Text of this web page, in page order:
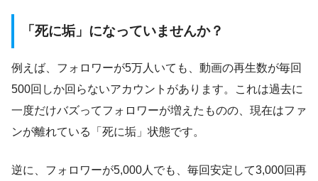
「死に垢」になっていませんか？
例えば、フォロワーが5万人いても、動画の再生数が毎回
500回しか回らないアカウントがあります。これは過去に
一度だけバズってフォロワーが増えたものの、現在はファ
ンが離れている「死に垢」状態です。
逆に、フォロワーが5,000人でも、毎回安定して3,000回再